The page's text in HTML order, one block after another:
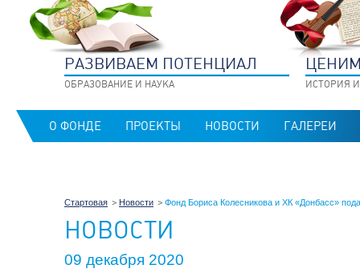
РАЗВИВАЕМ ПОТЕНЦИАЛ
ОБРАЗОВАНИЕ И НАУКА ИСТОРИЯ
О ФОНДЕ ПРОЕКТЫ НОВОСТИ ГАЛЕРЕИ
Стартовая Новости Фонд Бориса Колесникова и ХК «Донбасс»
НОВОСТИ
09 декабря 2020